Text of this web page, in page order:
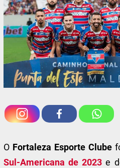
O Fortaleza Esporte Clube
Sul-Americana de 2023 e